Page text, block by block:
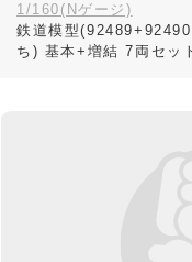
1/160(Nゲージ)
鉄道模型
ち) 基本+増結 7両セッ